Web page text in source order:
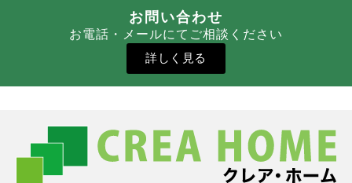
お問い合わせ
お電話・メールにてご相談ください
詳しく見る